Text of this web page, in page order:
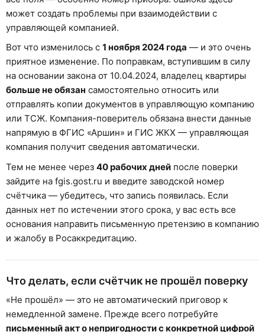
может создать проблемы при взаимодействии с
управляющей компанией.
Вот что изменилось с 1 ноября 2024 года — и это очень
приятное изменение. По поправкам, вступившим в силу
на основании закона от 10.04.2024, владелец квартиры
больше не обязан самостоятельно относить или
отправлять копии документов в управляющую компанию
или ТСЖ. Компания-поверитель обязана внести данные
напрямую в ФГИС «Аршин» и ГИС ЖКХ — управляющая
компания получит сведения автоматически.
Тем не менее через 40 рабочих дней после поверки
зайдите на fgis.gost.ru и введите заводской номер
счётчика — убедитесь, что запись появилась. Если
данных нет по истечении этого срока, у вас есть все
основания направить письменную претензию в компанию
и жалобу в Росаккредитацию.
Что делать, если счётчик не прошёл поверку
«Не прошёл» — это не автоматический приговор к
немедленной замене. Прежде всего потребуйте
письменный акт о непригодности с конкретной цифрой